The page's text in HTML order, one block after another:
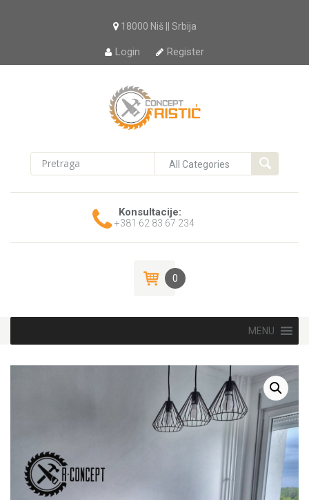
18000 Niš || Srbija
Login Register
Konsultacije:
+381 62 83 67 234
0
Skip to content
MENU